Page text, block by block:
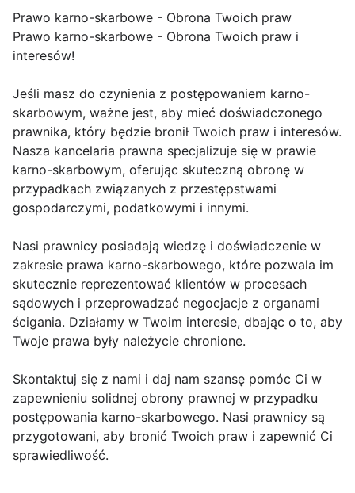
Prawo karno-skarbowe - Obrona Twoich praw
Prawo karno-skarbowe - Obrona Twoich praw i
interesów!
Jeśli masz do czynienia z postępowaniem karno-
skarbowym, ważne jest, aby mieć doświadczonego
prawnika, który będzie bronił Twoich praw i interesów.
Nasza kancelaria prawna specjalizuje się w prawie
karno-skarbowym, oferując skuteczną obronę w
przypadkach związanych z przestępstwami
gospodarczymi, podatkowymi i innymi.
Nasi prawnicy posiadają wiedzę i doświadczenie w
zakresie prawa karno-skarbowego, które pozwala im
skutecznie reprezentować klientów w procesach
sądowych i przeprowadzać negocjacje z organami
ścigania. Działamy w Twoim interesie, dbając o to, aby
Twoje prawa były należycie chronione.
Skontaktuj się z nami i daj nam szansę pomóc Ci w
zapewnieniu solidnej obrony prawnej w przypadku
postępowania karno-skarbowego. Nasi prawnicy są
przygotowani, aby bronić Twoich praw i zapewnić Ci
sprawiedliwość.